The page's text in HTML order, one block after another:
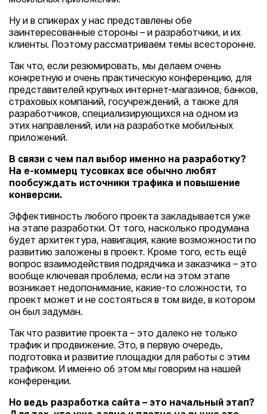
Ну и в спикерах у нас представлены обе
заинтересованные стороны – и разработчики, и их
клиенты. Поэтому рассматриваем темы всесторонне.
Так что, если резюмировать, мы делаем очень
конкретную и очень практическую конференцию, для
представителей крупных интернет-магазинов, банков,
страховых компаний, госучреждений, а также для
разработчиков, специализирующихся на одном из
этих направлений, или на разработке мобильных
приложений.
В связи с чем пал выбор именно на разработку?
На е-коммерц тусовках все обычно любят
пообсуждать источники трафика и повышение
конверсии.
Эффективность любого проекта закладывается уже
на этапе разработки. От того, насколько продумана
будет архитектура, навигация, какие возможности по
развитию заложены в проект. Кроме того, есть ещё
вопрос взаимодействия подрядчика и заказчика – это
вообще ключевая проблема, если на этом этапе
возникает недопонимание, какие-то сложности, то
проект может и не состояться в том виде, в котором
он был задуман.
Так что развитие проекта – это далеко не только
трафик и продвижение. Это, в первую очередь,
подготовка и развитие площадки для работы с этим
трафиком. И именно об этом мы говорим на нашей
конференции.
Но ведь разработка сайта – это начальный этап?